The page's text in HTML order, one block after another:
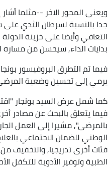
ويعنى المحور الاخر --مثلما
جدا بالنسبة لسرطان الثدي على
التعافي وأيضا على خزينة
بدايات الداء, سيحسن من مساره
فيما تم التطرق البروفيسور
يرمي إلى تحسين وضعية المرضى
كما شمل عرض السيد بونجار
فيما يتعلق بالبحث عن مصادر
بالمرضى", مشيرا إلى العمل
الوطني للضمان الاجتماعي
فئات أخرى تدريجيا, والتخفيف
الطبية وتوفير الأدوية للتكفل